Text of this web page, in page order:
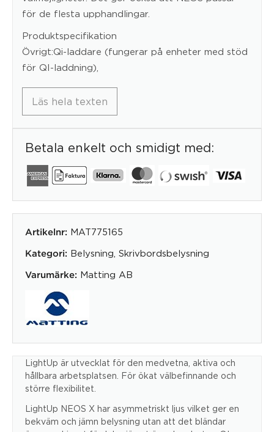
för de flesta upphandlingar.
Produktspecifikation
Övrigt:Qi-laddare (fungerar på enheter med stöd
för QI-laddning),
Läs hela texten
Betala enkelt och smidigt med:
Artikelnr: MAT775165
Kategori: Belysning Skrivbordsbelysning
Varumärke: Matting AB
LightUp är utvecklat för den medvetna, aktiva och
hållbara arbetsplatsen. För ökat välbefinnande och
större flexibilitet.
LightUp NEOS X har asymmetriskt ljus vilket ger en
bekväm och jämn belysning utan att det bländar